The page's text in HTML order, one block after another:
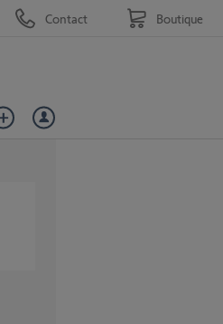
Contact Boutique